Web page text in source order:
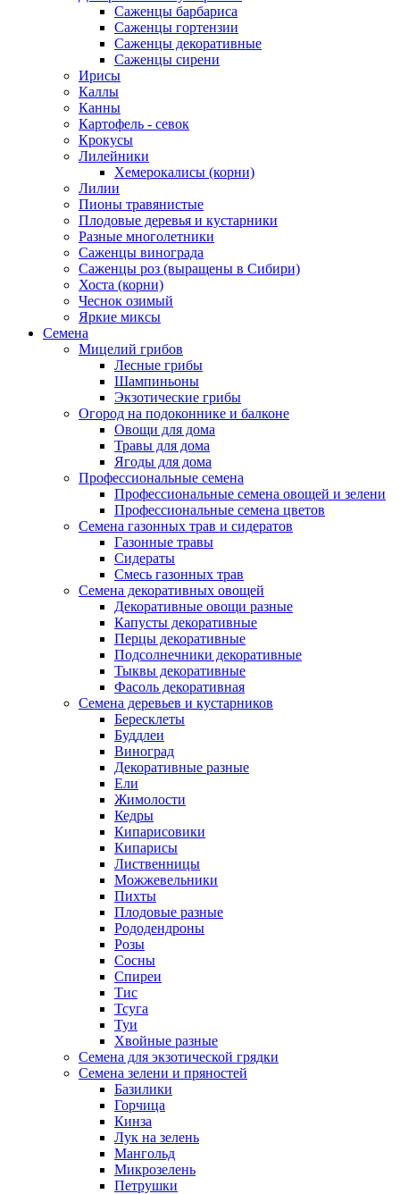
Саженцы барбариса
Саженцы гортензии
Саженцы декоративные
Саженцы сирени
Ирисы
Каллы
Канны
Картофель - севок
Крокусы
Лилейники
Хемерокалисы (корни)
Лилии
Пионы травянистые
Плодовые деревья и кустарники
Разные многолетники
Саженцы винограда
Саженцы роз (выращены в Сибири)
Хоста (корни)
Чеснок озимый
Яркие миксы
Семена
Мицелий грибов
Лесные грибы
Шампиньоны
Экзотические грибы
Огород на подоконнике и балконе
Овощи для дома
Травы для дома
Ягоды для дома
Профессиональные семена
Профессиональные семена овощей и зелени
Профессиональные семена цветов
Семена газонных трав и сидератов
Газонные травы
Сидераты
Смесь газонных трав
Семена декоративных овощей
Декоративные овощи разные
Капусты декоративные
Перцы декоративные
Подсолнечники декоративные
Тыквы декоративные
Фасоль декоративная
Семена деревьев и кустарников
Бересклеты
Буддлеи
Виноград
Декоративные разные
Ели
Жимолости
Кедры
Кипарисовики
Кипарисы
Лиственницы
Можжевельники
Пихты
Плодовые разные
Рододендроны
Розы
Сосны
Спиреи
Тис
Тсуга
Туи
Хвойные разные
Семена для экзотической грядки
Семена зелени и пряностей
Базилики
Горчица
Кинза
Лук на зелень
Мангольд
Микрозелень
Петрушки